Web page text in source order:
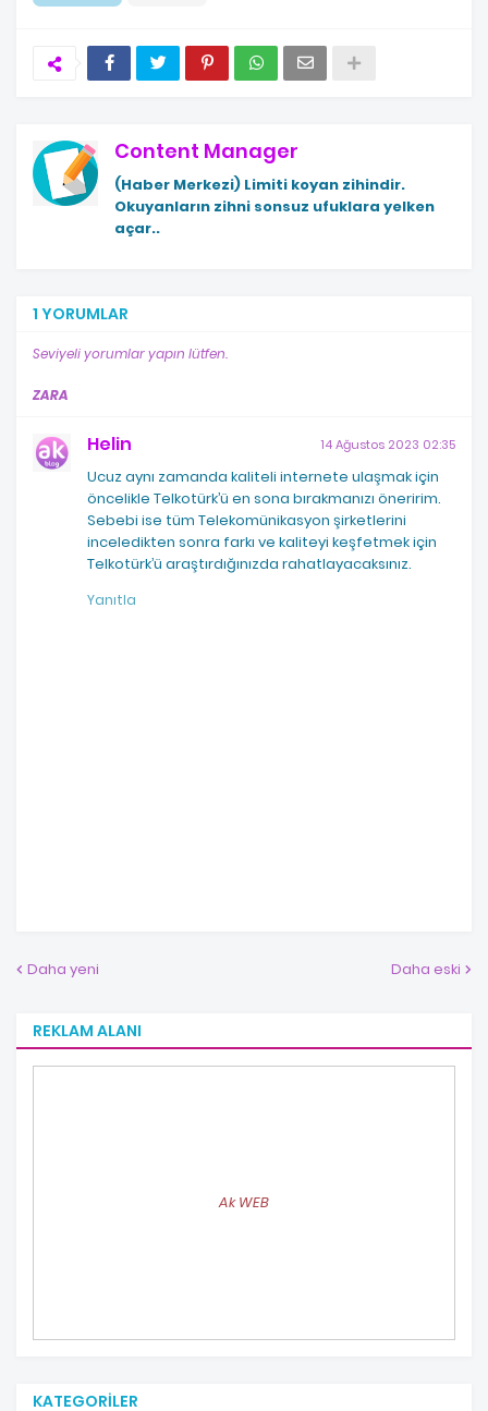
Content Manager
(Haber Merkezi) Limiti koyan zihindir.
Okuyanların zihni sonsuz ufuklara yelken
açar..
1 YORUMLAR
Seviyeli yorumlar yapın lütfen.
ZARA
Helin 14 Ağustos 2023 02:35
Ucuz aynı zamanda kaliteli internete ulaşmak için
öncelikle Telkotürk’ü en sona bırakmanızı öneririm.
Sebebi ise tüm Telekomünikasyon şirketlerini
inceledikten sonra farkı ve kaliteyi keşfetmek için
Telkotürk’ü araştırdığınızda rahatlayacaksınız.
Yanıtla
Daha yeni Daha eski
REKLAM ALANI
Ak WEB
KATEGORILER